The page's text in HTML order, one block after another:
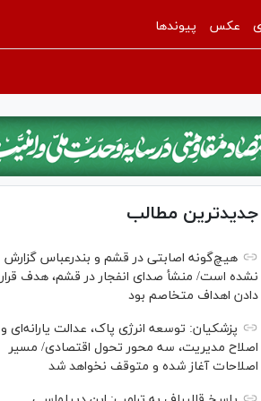
عکس پیوندها
جدیدترین مطالب
هیچ‌گونه اصابتی در قشم و بندرعباس گزارش
نشده است/ منشأ صدای انفجار در قشم، هدف قرار
دادن اهداف متخاصم بود
پزشکیان: توسعه انرژی پاک، عدالت یارانه‌ای و
اصلاح مدیریت، سه محور تحول اقتصادی/ مسیر
اصلاحات آغاز شده و متوقف نخواهد شد